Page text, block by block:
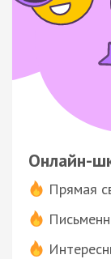
Онлайн-
Прямая